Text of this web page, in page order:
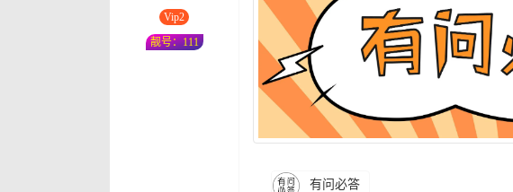
Vip2
靓号：111
有问必答